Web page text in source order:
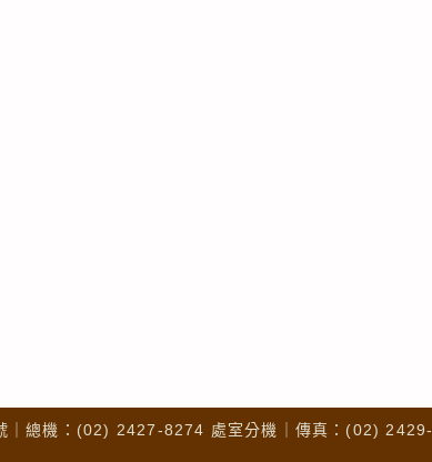
總機：(02) 2427-8274 處室分機｜傳真：(02) 2429-